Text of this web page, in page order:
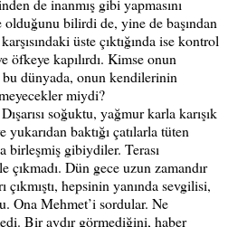
de inanmış gibi yapmasını
bilirdi de, yine de başından
üste çıktığında ise kontrol
öfkeye kapılırdı. Kimse onun
dünyada, onun kendilerinin
miydi?
soğuktu, yağmur karla karışık
baktığı çatılarla tüten
birleşmiş gibiydiler. Terası
çıkmadı. Dün gece uzun zamandır
çıkmıştı, hepsinin yanında sevgilisi,
Ona Mehmet’i sordular. Ne
Bir aydır görmediğini, haber